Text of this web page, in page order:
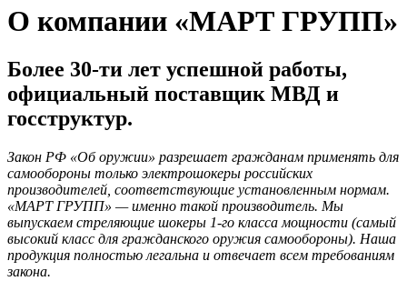
О компании «МАРТ ГРУПП»
Более 30-ти лет успешной работы,
официальный поставщик МВД и
госструктур.
Закон РФ «Об оружии» разрешает гражданам применять для
самообороны только электрошокеры российских
производителей, соответствующие установленным нормам.
«МАРТ ГРУПП» — именно такой производитель. Мы
выпускаем стреляющие шокеры 1-го класса мощности (самый
высокий класс для гражданского оружия самообороны). Наша
продукция полностью легальна и отвечает всем требованиям
закона.